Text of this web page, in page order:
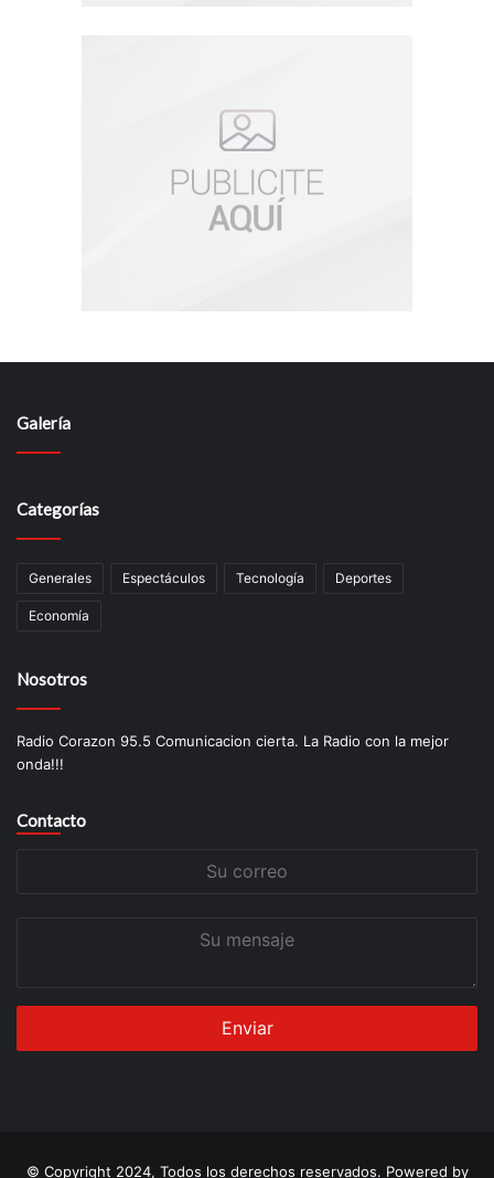
Galería
Categorías
Generales Espectáculos Tecnología Deportes
Economía
Nosotros
Radio Corazon 95.5 Comunicacion cierta. La Radio con la mejor
onda!!!
Contacto
© Copyright 2024, Todos los derechos reservados. Powered by